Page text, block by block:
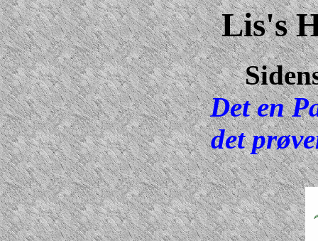
Lis's
Det en
det